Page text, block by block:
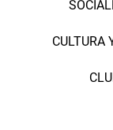
CULTURA